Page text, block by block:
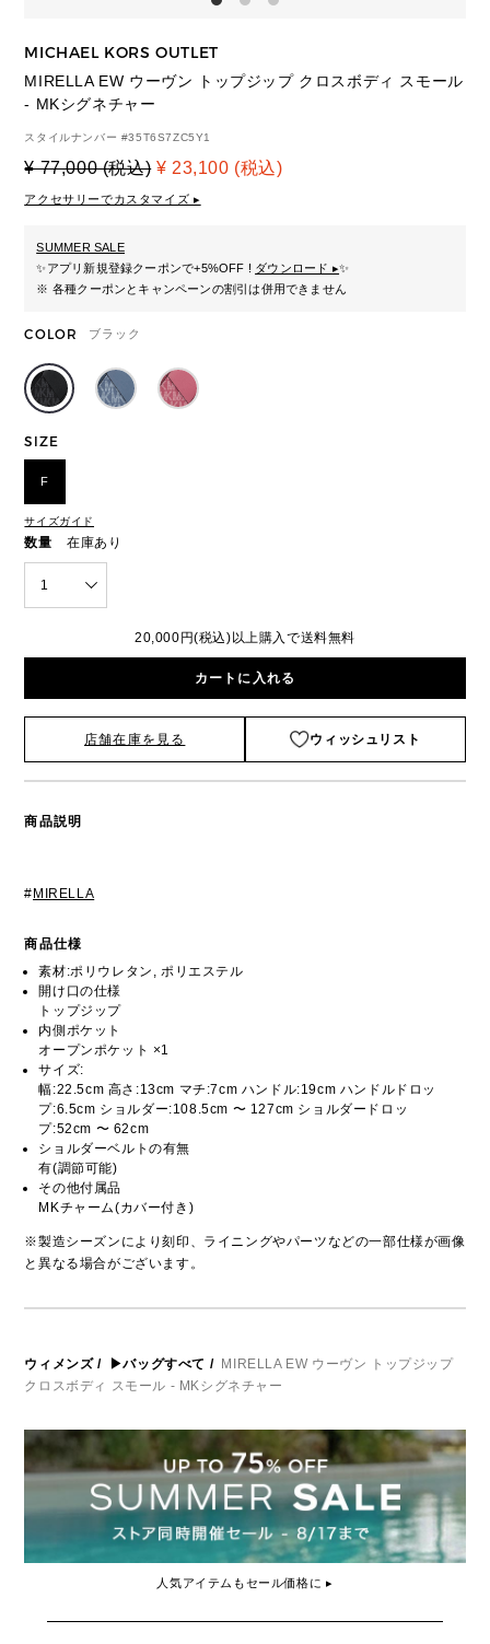
MICHAEL KORS OUTLET
MIRELLA EW ウーヴン トップジップ クロスボディ スモール
- MKシグネチャー
スタイルナンバー #35T6S7ZC5Y1
¥ 77,000 (税込) ¥ 23,100 (税込)
アクセサリーでカスタマイズ ▸
SUMMER SALE
✨アプリ新規登録クーポンで+5%OFF ! ダウンロード ▸✨
※ 各種クーポンとキャンペーンの割引は併用できません
COLOR ブラック
SIZE
F
サイズガイド
数量 在庫あり
1
20,000円(税込)以上購入で送料無料
カートに入れる
店舗在庫を見る ウィッシュリスト
商品説明
# MIRELLA
商品仕様
素材:ポリウレタン, ポリエステル
開け口の仕様
トップジップ
内側ポケット
オープンポケット ×1
サイズ:
幅:22.5cm 高さ:13cm マチ:7cm ハンドル:19cm ハンドルドロッ
プ:6.5cm ショルダー:108.5cm 〜 127cm ショルダードロッ
プ:52cm 〜 62cm
ショルダーベルトの有無
有(調節可能)
その他付属品
MKチャーム(カバー付き)
※製造シーズンにより刻印、ライニングやパーツなどの一部仕様が画像
と異なる場合がございます。
ウィメンズ/ ▶バッグすべて / MIRELLA EW ウーヴン トップジップ
クロスボディ スモール - MKシグネチャー
人気アイテムもセール価格に ▸